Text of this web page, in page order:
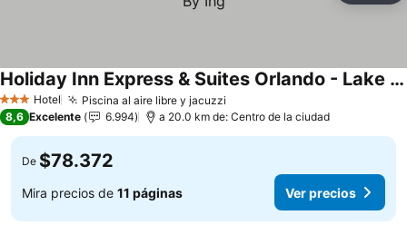
3 Estrellas
Hotel Piscina al aire libre y jacuzzi
Holiday Inn Express & Suites Orlando - Lake Buena Vista By Ihg
Ver precios
8,6 Excelente 6.994 a 20.0 km de: Centro de la ciudad
De $78.372
Mira precios de 11 páginas Ver precios